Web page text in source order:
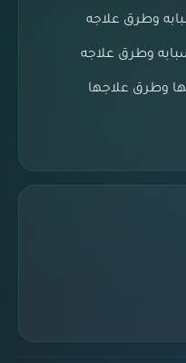
وطرق علاجه
وطرق علاجه
وطرق علاجها